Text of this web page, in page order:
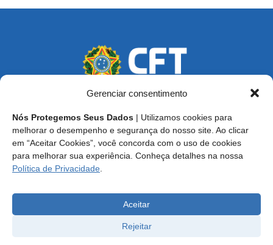
Gerenciar consentimento
Nós Protegemos Seus Dados | Utilizamos cookies para
melhorar o desempenho e segurança do nosso site. Ao clicar
em “Aceitar Cookies”, você concorda com o uso de cookies
para melhorar sua experiência. Conheça detalhes na nossa
Política de Privacidade
Aceitar
Rejeitar
Endereço: SCS, Quadra 02, Bloco D, Ed. Oscar Niemeyer,
9º Andar CEP 70.316-900 - Brasília/DF
Central de Atendimento ao Técnico:0800 016-1515